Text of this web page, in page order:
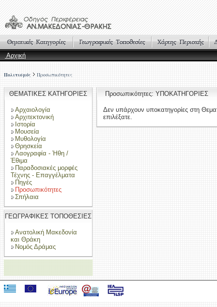
Αρχική
Πολιτισμός Προσωπικότητες
ΘΕΜΑΤΙΚΕΣ ΚΑΤΗΓΟΡΙΕΣ
Αρχαιολογία
Αρχιτεκτονική
Ιστορία
Μουσεία
Μυθολογία
Θρησκεία
Λαογραφία - Ήθη /
Έθιμα
Παραδοσιακές μορφές
Τέχνης - Επαγγέλματα
Πηγές
Προσωπικότητες
Σπήλαια
ΓΕΩΓΡΑΦΙΚΕΣ ΤΟΠΟΘΕΣΙΕΣ
Ανατολική Μακεδονία
και Θράκη
Νομός Δράμας
Προσωπικότητες: ΥΠΟΚΑΤΗΓΟΡΙΕΣ
Δεν υπάρχουν υποκατηγορίες στη
επιλέξατε.